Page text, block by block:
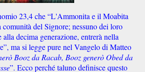
23,4 che “L'Ammonita e il Moabita
comunità del Signore; nessuno dei loro
decima generazione, entrerà nella
ma si legge pure nel Vangelo di Matteo
Booz da Racab, Booz generò Obed da
”. Ecco perché taluno definisce questo